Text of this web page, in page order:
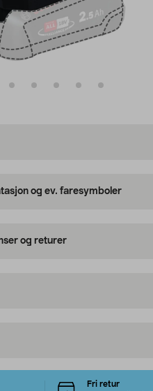
og ev. faresymboler
og returer
Fri retur